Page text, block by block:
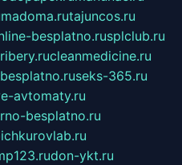
madoma.rutajuncos.ru
besplatno.rusplclub.ru
ribery.rucleanmedicine.ru
seks-365.ru
avtomaty.ru
besplatno.ru
don-ykt.ru